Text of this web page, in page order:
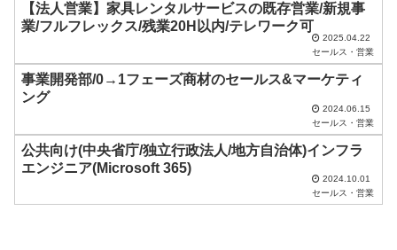
て
だ
さ
。
【法人営業】家具レンタルサービスの既存営業/新規事
業/フルフレックス/残業20H以内/テレワーク可
2025.04.22
セールス・営業
事業開発部/0→1フェーズ商材のセールス&マーケティ
ング
2024.06.15
セールス・営業
公共向け(中央省庁/独立行政法人/地方自治体)インフラ
エンジニア(Microsoft 365)
2024.10.01
セールス・営業